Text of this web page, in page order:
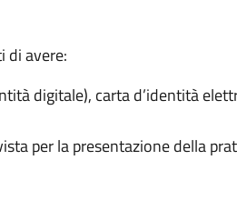
di avere:
digitale), carta d’identità
per la presentazione della